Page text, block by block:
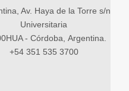
Av. Haya de la Torre s/n,
Universitaria
- Córdoba, Argentina.
+54 351 535 3700